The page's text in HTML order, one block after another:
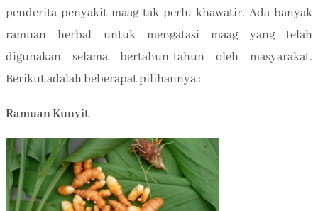
penderita penyakit maag tak perlu khawatir. Ada banyak
ramuan herbal untuk mengatasi maag yang telah
digunakan selama bertahun-tahun oleh masyarakat.
Berikut adalah beberapat pilihannya :
Ramuan Kunyit